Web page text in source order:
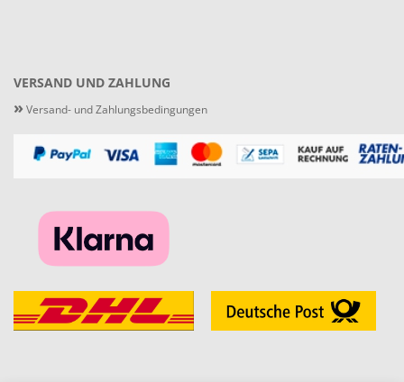
VERSAND UND ZAHLUNG
» Versand- und Zahlungsbedingungen